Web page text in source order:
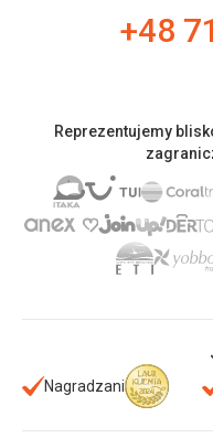
+48
Reprezentujemy
Nagradzani